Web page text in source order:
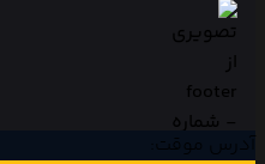
آدرس موقت: